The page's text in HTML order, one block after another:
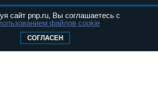
технологий и
(Роскомнадзор) 05
Эл № ФС77-
сайт pnp.ru, Вы соглашаетесь с
файлов cookie
СОГЛАСЕН